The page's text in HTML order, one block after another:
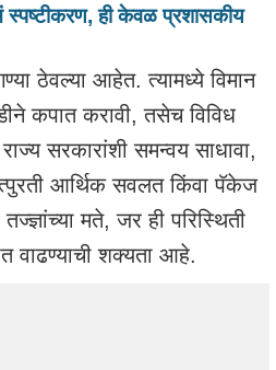
स्पष्टीकरण, ही केवळ प्रशासकीय
ठेवल्या आहेत. त्यामध्ये विमान
कपात करावी, तसेच विविध
सरकारांशी समन्वय साधावा,
आर्थिक सवलत किंवा पॅकेज
मते, जर ही परिस्थिती
वाढण्याची शक्यता आहे.